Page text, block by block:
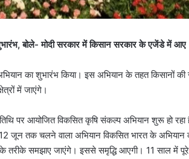
बोले- मोदी सरकार में किसान सरकार के एजेंडे में आए
का शुभारंभ किया। इस अभियान के तहत किसानों
में जाएंगे।
पर आयोजित विकसित कृषि संकल्प अभियान शुरू हो
जून तक चलने वाला अभियान विकसित भारत के अभियान
तरीके समझाए जाएंगे। इससे समृद्धि आएगी। 11 साल में